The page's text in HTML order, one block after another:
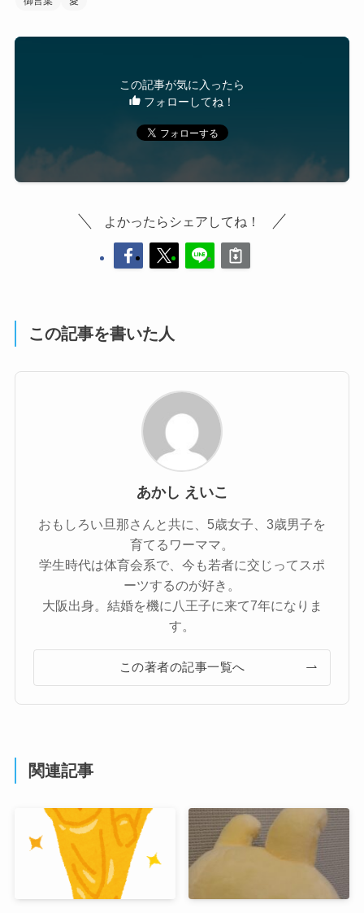
この記事が気に入ったら
フォローしてね！
よかったらシェアしてね！
この記事を書いた人
あかし えいこ
おもしろい旦那さんと共に、5歳女子、3歳男子を
育てるワーママ。
学生時代は体育会系で、今も若者に交じってスポ
ーツするのが好き。
大阪出身。結婚を機に八王子に来て7年になりま
す。
この著者の記事一覧へ
関連記事